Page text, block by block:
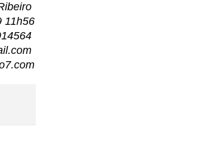
11h56